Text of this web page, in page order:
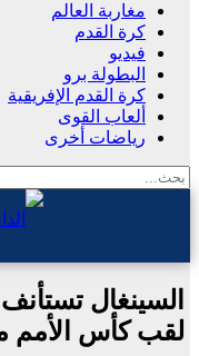
مغاربة العالم
كرة القدم
فيديو
البطولة برو
كرة القدم الإفريقية
ألعاب القوى
رياضات أخرى
السينغال
لقب كأس الأمم